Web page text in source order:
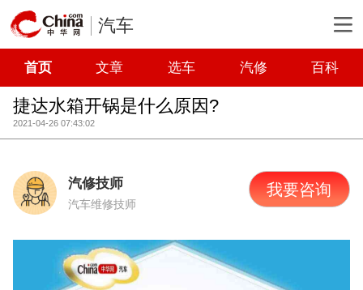
汽车
首页 文章 选车 汽修 百科
捷达水箱开锅是什么原因?
2021-04-26 07:43:02
汽修技师
汽车维修技师
我要咨询